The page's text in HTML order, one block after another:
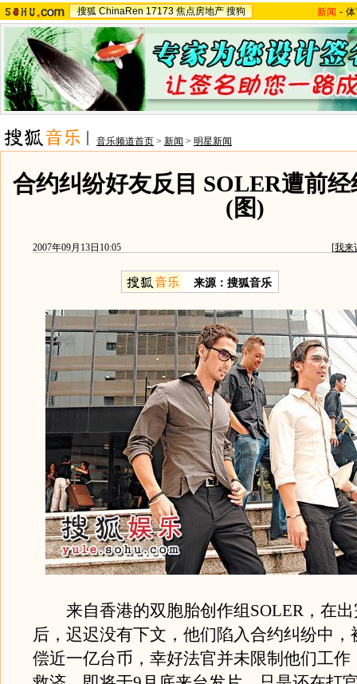
搜狐 ChinaRen 17173 焦点房地产 搜狗 新闻 -
音乐频道首页 > 新闻 > 明星新闻
合约纠纷好友反目 SOLER遭前
(图)
2007年09月13日10:05 [我来
来源：搜狐音乐
来自香港的双胞胎创作组SOLER，在出
后，迟迟没有下文，他们陷入合约纠纷中，
偿近一亿台币，幸好法官并未限制他们工作